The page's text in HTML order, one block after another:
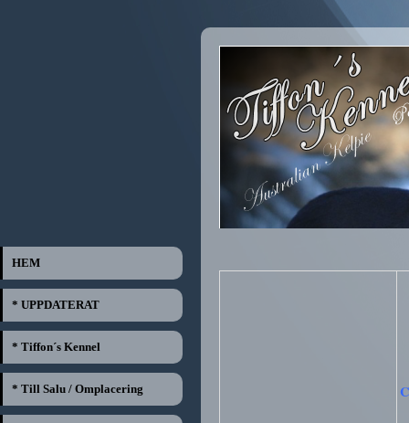
HEM
* UPPDATERAT
* Tiffon´s Kennel
* Till Salu / Omplacering